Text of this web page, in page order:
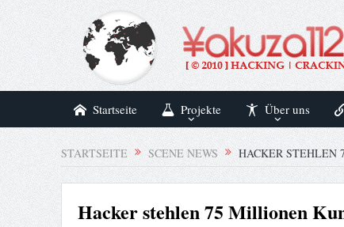
Startseite Projekte Über uns
STARTSEITE SCENE NEWS HACKER STEHLEN
Hacker stehlen 75 Millionen